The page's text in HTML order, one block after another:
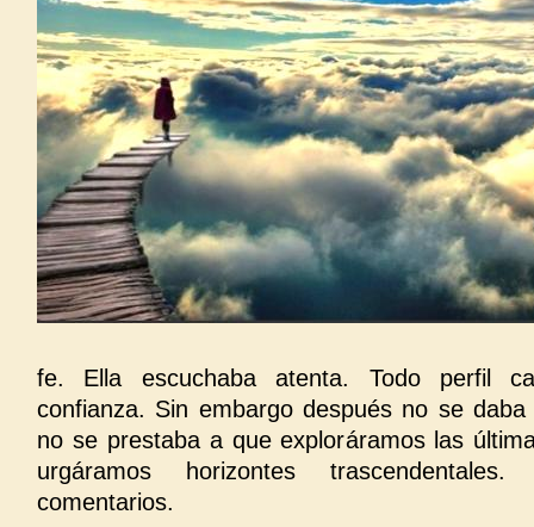
fe. Ella escuchaba atenta. Todo perfil
confianza. Sin embargo después no se
no se prestaba a que exploráramos las
urgáramos horizontes
comentarios.